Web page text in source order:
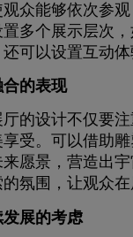
观众能够依次参
多个展示层次
可以设置互动
的表现
设计不仅要注
受。可以借助
愿景，营造出
氛围，让观众
发展的考虑